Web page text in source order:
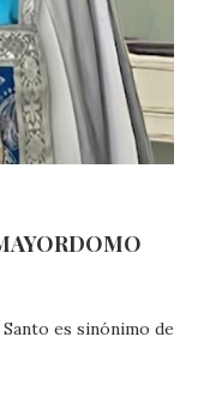
es sinónimo de